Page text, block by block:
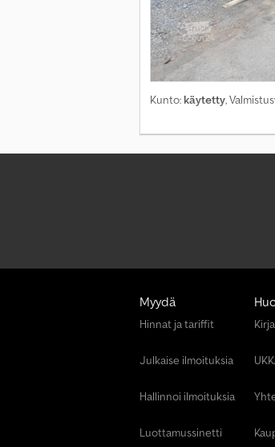
Kunto: käytetty,
Myydä
Hinnat ja tariffit
Julkaise ilmoituksia
Hallinnoi ilmoituksia
Luottamussinetti